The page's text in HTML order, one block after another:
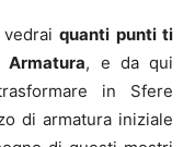
vedraiquanti punti ti
, e da qui
in Sfere
di armatura iniziale